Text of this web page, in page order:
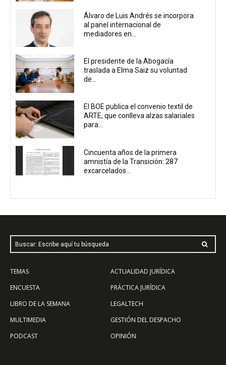
Álvaro de Luis Andrés se incorpora
al panel internacional de
mediadores en...
El presidente de la Abogacía
traslada a Elma Saiz su voluntad
de...
El BOE publica el convenio textil de
ARTE, que conlleva alzas salariales
para...
Cincuenta años de la primera
amnistía de la Transición: 287
excarcelados...
Buscar: Escribe aquí tu búsqueda
TEMAS
ENCUESTA
LIBRO DE LA SEMANA
MULTIMEDIA
PODCAST
ACTUALIDAD JURÍDICA
PRÁCTICA JURÍDICA
LEGALTECH
GESTIÓN DEL DESPACHO
OPINIÓN